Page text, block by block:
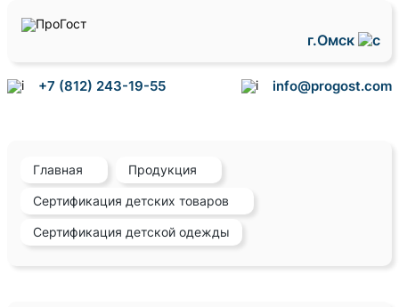
г.Омск
+7 (812) 243-19-55 info@progost.com
Главная Продукция
Сертификация детских товаров
Сертификация детской одежды